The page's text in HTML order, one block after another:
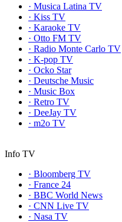
· Musica Latina TV
· Kiss TV
· Karaoke TV
· Otto FM TV
· Radio Monte Carlo TV
· K-pop TV
· Ocko Star
· Deutsche Music
· Music Box
· Retro TV
· DeeJay TV
· m2o TV
Info TV
· Bloomberg TV
· France 24
· BBC World News
· CNN Live TV
· Nasa TV